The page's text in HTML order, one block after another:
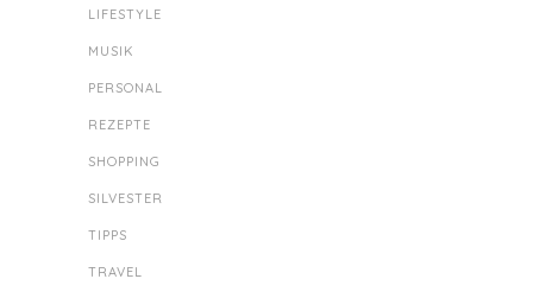
LIFESTYLE
MUSIK
PERSONAL
REZEPTE
SHOPPING
SILVESTER
TIPPS
TRAVEL